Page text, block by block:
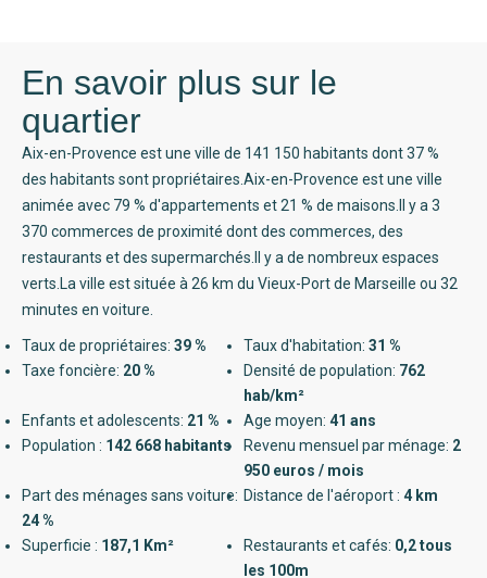
En savoir plus sur le
quartier
Aix-en-Provence est une ville de 141 150 habitants dont 37 %
des habitants sont propriétaires.Aix-en-Provence est une ville
animée avec 79 % d'appartements et 21 % de maisons.Il y a 3
370 commerces de proximité dont des commerces, des
restaurants et des supermarchés.Il y a de nombreux espaces
verts.La ville est située à 26 km du Vieux-Port de Marseille ou 32
minutes en voiture.
Taux de propriétaires: 39 % Taux d'habitation: 31 %
Taxe foncière: 20 % Densité de population: 762
hab/km²
Enfants et adolescents: 21 % Age moyen: 41 ans
Population : 142 668 habitants Revenu mensuel par ménage: 2
950 euros / mois
Part des ménages sans voiture:
24 %
Distance de l'aéroport : 4 km
Superficie : 187,1 Km² Restaurants et cafés: 0,2 tous
les 100m